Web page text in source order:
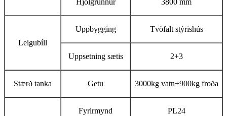
Hjólgrunnur 3800 mm
Leigubíll
Uppbygging Tvöfalt stýrishús
Uppsetning sætis 2+3
Stærð tanka Getu 3000kg vatn+900kg froða
Fyrirmynd PL24